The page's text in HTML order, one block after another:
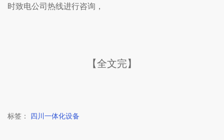
时致电公司热线进行咨询，
【全文完】
标签： 四川一体化设备